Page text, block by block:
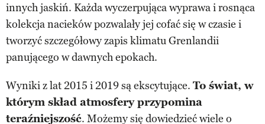
innych jaskiń. Każda wyczerpująca wyprawa i rosnąca
kolekcja nacieków pozwalały jej cofać się w czasie i
tworzyć szczegółowy zapis klimatu Grenlandii
panującego w dawnych epokach.
Wyniki z lat 2015 i 2019 są ekscytujące. To świat, w
którym skład atmosfery przypomina
teraźniejszość. Możemy się dowiedzieć wiele o